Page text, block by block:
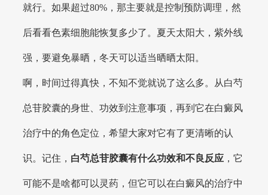
就行。如果超过80%，那主要就是控制预防调理，然
后看看色素细胞能恢复多少了。夏天太阳大，紫外线
强，要避免暴晒，冬天可以适当晒晒太阳。
啊，时间过得真快，不知不觉就说了这么多。从白芍
总苷胶囊的身世、功效到注意事项，再到它在白癜风
治疗中的角色定位，希望大家对它有了更清晰的认
识。记住， 白芍总苷胶囊有什么功效和不良反应 ，它
可能不是啥都可以灵药，但它可以在白癜风的治疗中